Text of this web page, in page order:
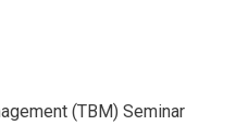
(TBM) Seminar